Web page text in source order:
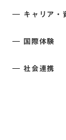
キャリア・
国際体験
社会連携